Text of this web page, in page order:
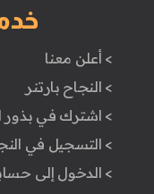
> أعلن معنا
> النجاح بارتنر
> اشترك في بذور
> التسجيل في
> الدخول إلى